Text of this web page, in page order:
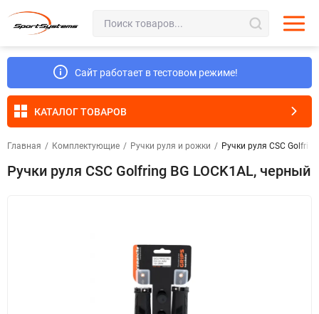
Сайт работает в тестовом режиме!
КАТАЛОГ ТОВАРОВ
Главная / Комплектующие / Ручки руля и рожки / Ручки руля CSC
Ручки руля CSC Golfring BG LOCK1AL, черный